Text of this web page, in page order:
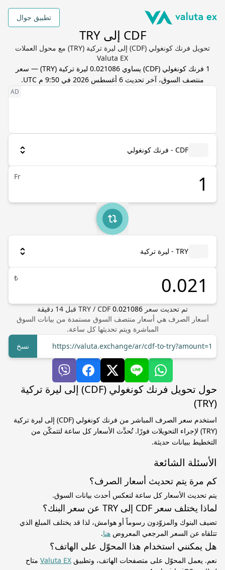
تطبيق جوال
CDF إلى TRY
تحويل فرنك كونغولي (CDF) إلى ليرة تركية (TRY) مع محول العملات
Valuta EX
1 فرنك كونغولي (
CDF) يساوي0.021086 ليرة تركية (
TRY) — سعر
منتصف السوق، آخر تحديث 6 أغسطس 2026 في 9:50 م UTC .
CDF - فرنك كونغولي
Fr
TRY - ليرة تركية
₺
تم تحديث سعر TRY / CDF 0.021086 قبل 14 دقيقة
أسعار الصرف هي أسعار منتصف السوق مستمدة من بيانات السوق
المباشرة ويتم تحديثها كل ساعة.
https://valuta.exchange/ar/cdf-to-try?amount=1
نسخ
حول تحويل فرنك كونغولي (CDF) إلى ليرة تركية
(TRY)
استخدم سعر الصرف المباشر من فرنك كونغولي (CDF) إلى ليرة تركية
(TRY) لإجراء التحويلات فورًا. تُحدَّث الأسعار كل ساعة لتتمكّن من
التخطيط ببيانات حديثة.
الأسئلة الشائعة
كم مرة يتم تحديث أسعار الصرف؟
يتم تحديث الأسعار كل ساعة لتعكس أحدث بيانات السوق.
لماذا يختلف سعر CDF إلى TRY عن سعر البنك؟
تضيف البنوك والمزوّدون رسوماً أو هوامش، لذا قد يختلف المبلغ الذي
تتلقاه عن السعر المرجعي المعروض هنا.
هل يمكنني استخدام هذا المحوّل على الهاتف؟
نعم. يعمل المحوّل على متصفحات الهاتف، وتطبيق Valuta EX متاح